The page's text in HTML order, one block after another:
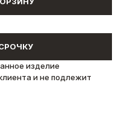
изделие
и не подлежит